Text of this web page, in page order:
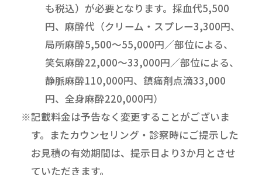
も税込）が必要となります。採血代5,500
円、麻酔代（クリーム・スプレー3,300円、
局所麻酔5,500～55,000円／部位による、
笑気麻酔22,000～33,000円／部位による、
静脈麻酔110,000円、鎮痛剤点滴33,000
円、全身麻酔220,000円）
※記載料金は予告なく変更することがございま
す。またカウンセリング・診察時にご提示した
お見積の有効期間は、提示日より3か月とさせ
ていただきます。